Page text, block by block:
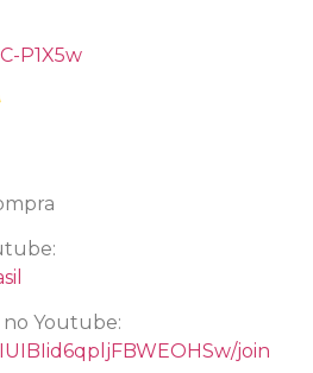
P1X5w
no Youtube:
join